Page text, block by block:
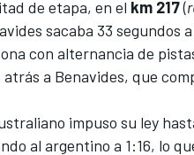
de etapa, en el km 217(
sacaba 33 segundos
con alternancia de
atrás a Benavides, que
impuso su ley
al argentino a 1:16, lo